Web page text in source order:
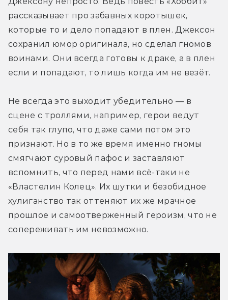
рассказывает про забавных коротышек,
которые то и дело попадают в плен. Джексон
сохранил юмор оригинала, но сделал гномов
воинами. Они всегда готовы к драке, а в плен
если и попадают, то лишь когда им не везёт.
Не всегда это выходит убедительно — в
сцене с троллями, например, герои ведут
себя так глупо, что даже сами потом это
признают. Но в то же время именно гномы
смягчают суровый пафос и заставляют
вспомнить, что перед нами всё-таки не
«Властелин Колец». Их шутки и безобидное
хулиганство так оттеняют их же мрачное
прошлое и самоотверженный героизм, что не
сопереживать им невозможно.